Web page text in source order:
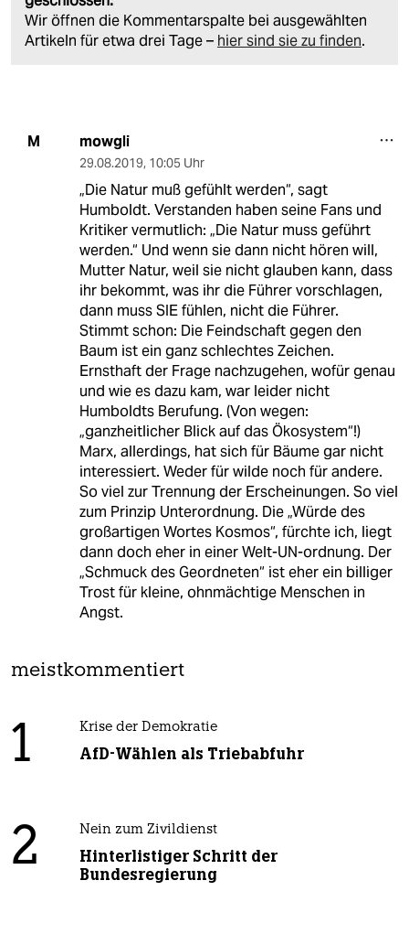
Wir öffnen die Kommentarspalte bei ausgewählten
Artikeln für etwa drei Tage – hier sind sie zu finden.
M mowgli
29.08.2019, 10:05 Uhr
„Die Natur muß gefühlt werden“, sagt
Humboldt. Verstanden haben seine Fans und
Kritiker vermutlich: „Die Natur muss geführt
werden.“ Und wenn sie dann nicht hören will,
Mutter Natur, weil sie nicht glauben kann, dass
ihr bekommt, was ihr die Führer vorschlagen,
dann muss SIE fühlen, nicht die Führer.
Stimmt schon: Die Feindschaft gegen den
Baum ist ein ganz schlechtes Zeichen.
Ernsthaft der Frage nachzugehen, wofür genau
und wie es dazu kam, war leider nicht
Humboldts Berufung. (Von wegen:
„ganzheitlicher Blick auf das Ökosystem“!)
Marx, allerdings, hat sich für Bäume gar nicht
interessiert. Weder für wilde noch für andere.
So viel zur Trennung der Erscheinungen. So viel
zum Prinzip Unterordnung. Die „Würde des
großartigen Wortes Kosmos“, fürchte ich, liegt
dann doch eher in einer Welt-UN-ordnung. Der
„Schmuck des Geordneten“ ist eher ein billiger
Trost für kleine, ohnmächtige Menschen in
Angst.
meistkommentiert
1 Krise der Demokratie
AfD-Wählen als Triebabfuhr
2 Nein zum Zivildienst
Hinterlistiger Schritt der
Bundesregierung